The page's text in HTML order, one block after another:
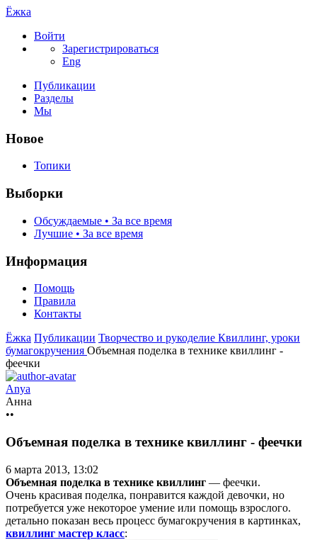
Ёжка
Войти
Зарегистрироваться
Eng
Публикации
Разделы
Мы
Новое
Топики
Выборки
Обсуждаемые • За все время
Лучшие • За все время
Информация
Помощь
Правила
Контакты
Ёжка Публикации Творчество и рукоделие Квиллинг, уроки
бумагокручения Объемная поделка в технике квиллинг -
феечки
Anya
Анна
••
Объемная поделка в технике квиллинг - феечки
6 марта 2013, 13:02
Объемная поделка в технике квиллинг — феечки.
Очень красивая поделка, понравится каждой девочки, но
потребуется уже некоторое умение или помощь взрослого.
детально показан весь процесс бумагокручения в картинках,
квиллинг мастер класс: